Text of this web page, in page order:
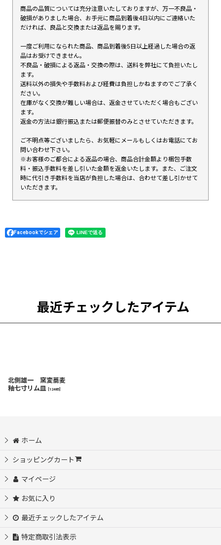
商品の品質については充分注意いたしておりますが、万一不良品・
破損がありました場合、お手元に商品到着後4日以内にご連絡いた
だければ、良品と交換または返品を賜ります。
一度ご利用になられた商品、商品到着後5日以上経過した場合の返
品はお受けできません。
不良品・破損による返品・交換の際は、送料を弊社にて負担いたし
ます。
送料以外の損失や手数料および経費は負担しかねますのでご了承く
ださい。
在庫がなく交換が難しい場合は、返金させていただく場合もござい
ます。
返金の方法は銀行振込または郵便振替のみとさせていただきます。
ご不明点等ございましたら、お気軽にメールもしくはお電話にてお
問い合わせ下さい。
※お客様のご都合による返品の場合、商品合計金額より梱包手数
料・振込手数料を差し引いた金額を返金いたします。また、ご注文
時に代引き手数料を当店が負担した場合は、合わせて差し引かせて
いただきます。
Facebookでシェア
最近チェックしたアイテム
北側雄一 窯変蕎麦
釉七寸リム皿
12485
ホーム
ショッピングカート
マイページ
お気に入り
最近チェックしたアイテム
特定商取引法表示